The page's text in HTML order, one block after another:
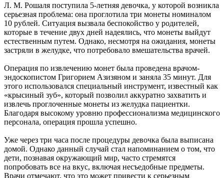
Л. М. Рошаля поступила 5-летняя девочка, у которой возникла
серьезная проблема: она проглотила три монеты номиналом
10 рублей. Ситуация вызвала беспокойство у родителей,
которые в течение двух дней надеялись, что монеты выйдут
естественным путем. Однако, несмотря на ожидания, монеты
застряли в желудке, что потребовало вмешательства врачей.
Операция по извлечению монет была проведена врачом-
эндоскопистом Григорием Азизяном и заняла 35 минут. Для
этого использовался специальный инструмент, известный как
«крысиный зуб», который позволил аккуратно захватить и
извлечь проглоченные монеты из желудка пациентки.
Благодаря высокому уровню профессионализма медицинского
персонала, операция прошла успешно.
Уже через три часа после процедуры девочка была выписана
домой. Однако данный случай стал напоминанием о том, что
дети, познавая окружающий мир, часто стремятся
попробовать все на вкус, включая несъедобные предметы.
Врачи отмечают, что это может привести к серьезным